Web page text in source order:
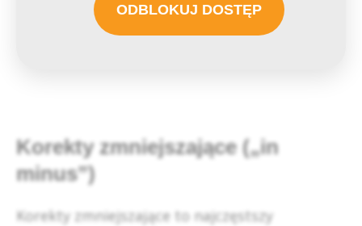
ODBLOKUJ DOSTĘP
Korekty zmniejszające („in
minus”)
Korekty zmniejszające to najczęstszy